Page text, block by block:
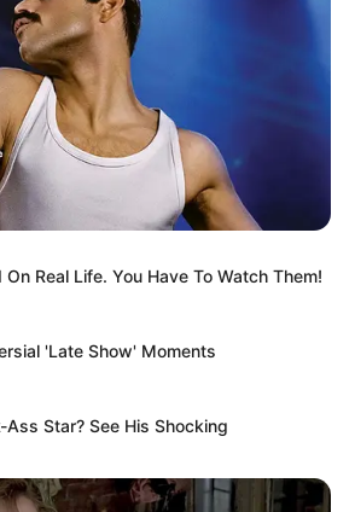
Real Life. You Have To Watch Them!
'Late Show' Moments
Ass Star? See His Shocking